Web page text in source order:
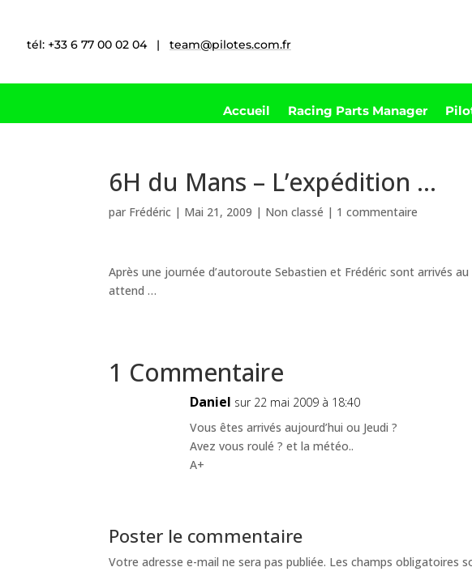
tél: +33 6 77 00 02 04 | team@pilotes.com.fr
Accueil Racing Parts Manager
6H du Mans – L’expédition …
par Frédéric | Mai 21, 2009 | Non classé | 1 commentaire
Après une journée d’autoroute Sebastien et Frédéric sont arrivés
attend …
1 Commentaire
Daniel sur 22 mai 2009 à 18:40
Vous êtes arrivés aujourd’hui ou Jeudi ?
Avez vous roulé ? et la météo..
A+
Poster le commentaire
Votre adresse e-mail ne sera pas publiée. Les champs obligatoires